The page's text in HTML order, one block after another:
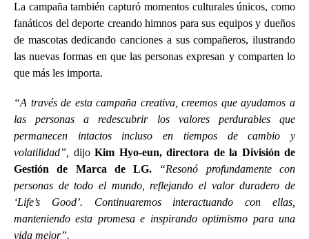
La campaña también capturó momentos culturales únicos, como
fanáticos del deporte creando himnos para sus equipos y dueños
de mascotas dedicando canciones a sus compañeros, ilustrando
las nuevas formas en que las personas expresan y comparten lo
que más les importa.
“A través de esta campaña creativa, creemos que ayudamos a
las personas a redescubrir los valores perdurables que
permanecen intactos incluso en tiempos de cambio y
volatilidad”,
dijo Kim Hyo-eun, directora de la División de
Gestión de Marca de LG.
“Resonó profundamente con
personas de todo el mundo, reflejando el valor duradero de
‘Life’s Good’. Continuaremos interactuando con ellas,
manteniendo esta promesa e inspirando optimismo para una
vida mejor”.